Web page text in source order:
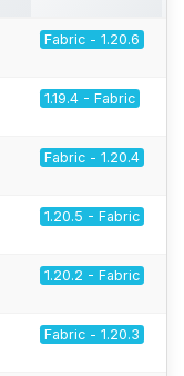
Fabric - 1.20.6
1.19.4 - Fabric
Fabric - 1.20.4
1.20.5 - Fabric
1.20.2 - Fabric
Fabric - 1.20.3